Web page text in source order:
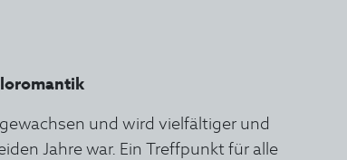
und wird vielfältiger und
Jahre war. Ein Treffpunkt für alle